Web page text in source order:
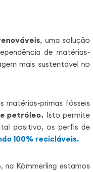
, uma solução
de matérias-
mais sustentável no
matérias-primas fósseis
petróleo. Isto permite
positivo, os perfis de
100% recicláveis.
Kömmerling estamos